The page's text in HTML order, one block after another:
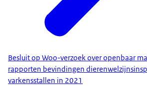
Besluit op Woo-verzoek over openbaar
rapporten bevindingen
varkensstallen in 2021